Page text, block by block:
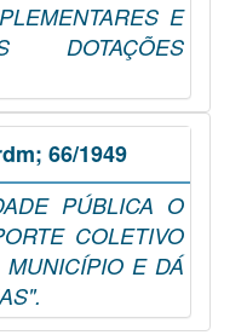
E
DOTAÇÕES
66/1949
PÚBLICA O
COLETIVO
E DÁ